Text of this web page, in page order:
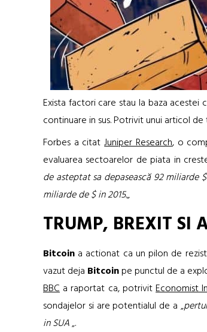
Exista factori care stau la baza
continuare in sus. Potrivit unui articol
Forbes a citatJuniper Research, o
evaluarea sectoarelor de piata in
de asteptat sa depasească 92
miliarde de $ in 2015.„
TRUMP, BREXIT SI
Bitcoin a actionat ca un pilon de
vazut deja Bitcoinpe punctul de a
BBC a raportat ca, potrivitEconomist
sondajelor si are potentialul de a „
in SUA„.